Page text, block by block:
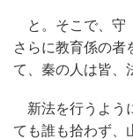
と。そこで、守
さらに教育係の者
て、秦の人は皆、
新法を行うよう
ても誰も拾わず、